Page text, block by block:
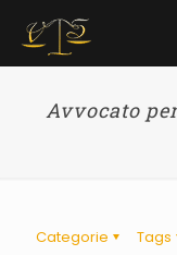
Avvocato
Categorie Tags